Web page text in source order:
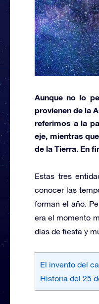
Aunque no lo
provienen de la
referimos a la
eje, mientras
de la Tierra. En
Estas tres
conocer las
forman el año.
era el momento
días de fiesta y
El invento del
Historia del 25